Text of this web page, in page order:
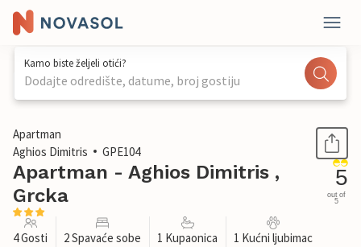
Kamo biste željeli otići?
Dodajte odredište, datume, broj gostiju
1 / 33
Apartman
Aghios Dimitris
GPE104
Apartman - Aghios Dimitris ,
Grcka
5
out of
5
4 Gosti 2 Spavaće sobe 1 Kupaonica 1 Kućni ljubimac